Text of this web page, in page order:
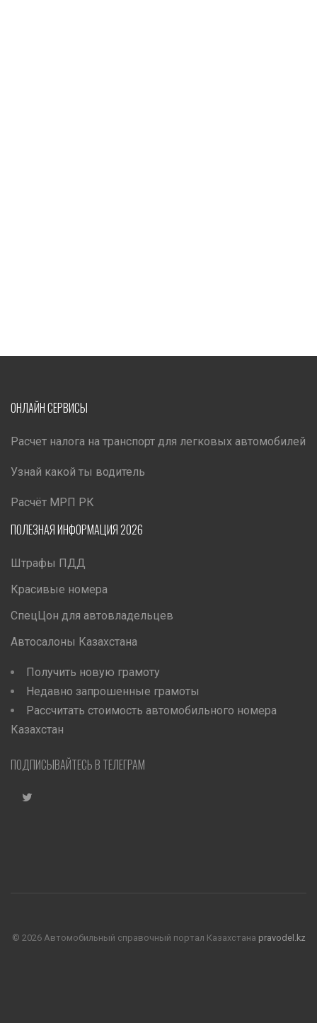
ОНЛАЙН СЕРВИСЫ
Расчет налога на транспорт для легковых автомобилей
Узнай какой ты водитель
Расчёт МРП РК
ПОЛЕЗНАЯ ИНФОРМАЦИЯ 2026
Штрафы ПДД
Красивые номера
СпецЦон для автовладельцев
Автосалоны Казахстана
Получить новую грамоту
Недавно запрошенные грамоты
Рассчитать стоимость автомобильного номера
Казахстан
ПОДПИСЫВАЙТЕСЬ В ТЕЛЕГРАМ
© 2026 Автомобильный справочный портал Казахстана pravodel.kz